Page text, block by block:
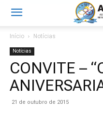
Início Notícias
Notícias
CONVITE –
21 de outubro de 2015